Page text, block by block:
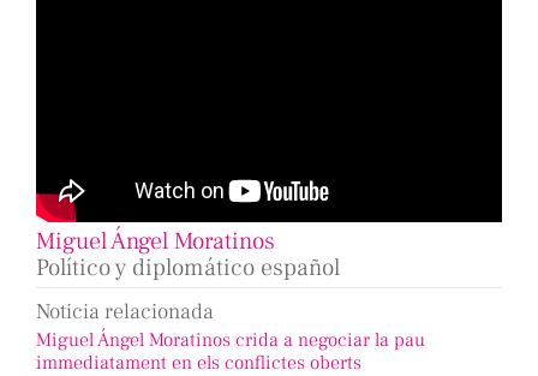
Miguel Ángel Moratinos
Político y diplomático español
Noticia relacionada
Miguel Ángel Moratinos crida a negociar la pau
immediatament en els conflictes oberts